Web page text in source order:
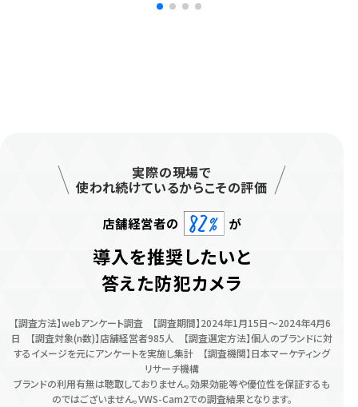
実際の現場で
使われ続けているからこその評価
店舗経営者の が
導入を推奨したいと
答えた防犯カメラ
【調査方法】webアンケート調査 【調査期間】2024年1月15日～2024年4月6
日 【調査対象(n数)】店舗経営者985人 【調査選定方法】個人のブランドに対
するイメージを元にアンケートを実施し集計 【調査機関】日本マーケティング
リサーチ機構
ブランドの利用有無は聴取しておりません。効果効能等や優位性を保証するも
のではございません。VWS-Cam2での調査結果となります。